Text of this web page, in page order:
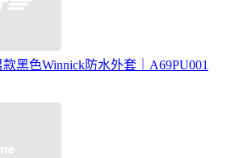
款黑色Winnick防水外套｜A69PU001